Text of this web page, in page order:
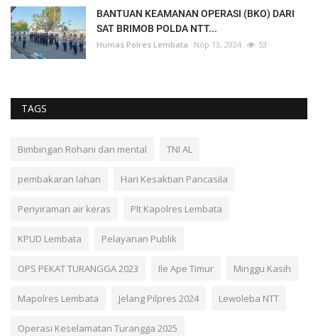
BANTUAN KEAMANAN OPERASI (BKO) DARI
SAT BRIMOB POLDA NTT...
Humas Polres Lembata Nop 13, 2024 53
TAGS
Bimbingan Rohani dan mental TNI AL
pembakaran lahan Hari Kesaktian Pancasila
Penyiraman air keras Plt Kapolres Lembata
KPUD Lembata Pelayanan Publik
OPS PEKAT TURANGGA 2023 Ile Ape Timur Minggu Kasih
Mapolres Lembata Jelang Pilpres 2024 Lewoleba NTT
Operasi Keselamatan Turangga 2025